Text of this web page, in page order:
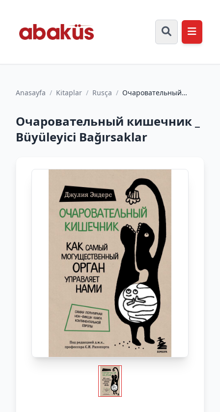
Anasayfa / Kitaplar / Rusça / Очаровательный
Очаровательный кишечник _
Büyüleyici Bağırsaklar